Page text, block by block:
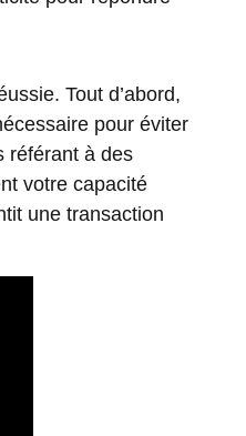
Tout d’abord,
pour éviter
référant à des
votre capacité
une transaction